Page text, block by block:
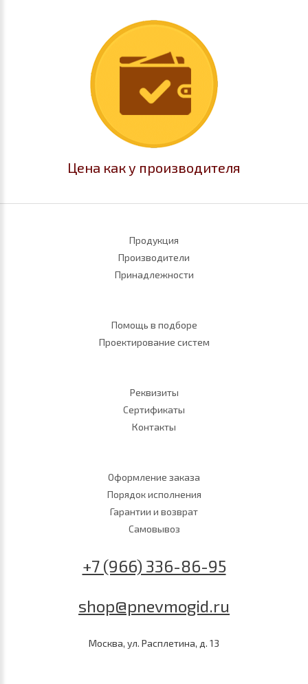
Цена как у производителя
Продукция
Производители
Принадлежности
Помощь в подборе
Проектирование систем
Реквизиты
Сертификаты
Контакты
Оформление заказа
Порядок исполнения
Гарантии и возврат
Самовывоз
+7 (966) 336-86-95
shop@pnevmogid.ru
Москва, ул. Расплетина, д. 13